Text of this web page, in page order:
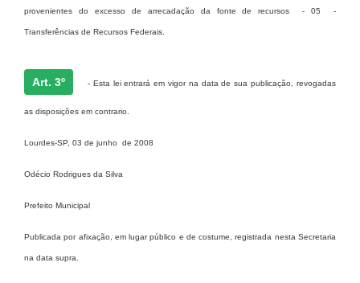
Contas Públicas
Junta Militar
provenientes do excesso de arrecadação da fonte de recursos - 05 -
Transferências de Recursos Federais.
Art. 3º - Esta lei entrará em vigor na data de sua publicação, revogadas
as disposições em contrario.
Lourdes-SP, 03 de junho de 2008
Odécio Rodrigues da Silva
Prefeito Municipal
Publicada por afixação, em lugar público e de costume, registrada nesta Secretaria
na data supra.